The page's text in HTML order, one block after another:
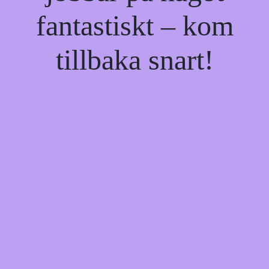
fantastiskt – kom
tillbaka snart!